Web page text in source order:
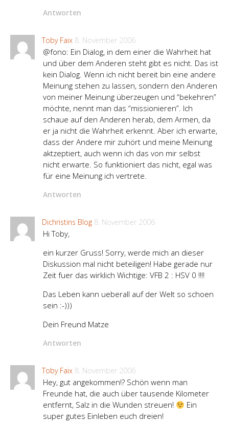
Antworten
Toby Faix 8. November 2006
@fono: Ein Dialog, in dem einer die Wahrheit hat
und über dem Anderen steht gibt es nicht. Das ist
kein Dialog. Wenn ich nicht bereit bin eine andere
Meinung stehen zu lassen, sondern den Anderen
von meiner Meinung überzeugen und “bekehren”
möchte, nennt man das “missionieren”. Ich
schaue auf den Anderen herab, dem Armen, da
er ja nicht die Wahrheit erkennt. Aber ich erwarte,
dass der Andere mir zuhört und meine Meinung
aktzeptiert, auch wenn ich das von mir selbst
nicht erwarte. So funktioniert das nicht, egal was
für eine Meinung ich vertrete.
Antworten
Dichristins Blog 8. November 2006
Hi Toby,
ein kurzer Gruss! Sorry, werde mich an dieser
Diskussion mal nicht beteiligen! Habe gerade nur
Zeit fuer das wirklich Wichtige: VFB 2 : HSV 0 !!!!
Das Leben kann ueberall auf der Welt so schoen
sein :-)))
Dein Freund Matze
Antworten
Toby Faix 8. November 2006
Hey, gut angekommen!? Schön wenn man
Freunde hat, die auch über tausende Kilometer
entfernt, Salz in die Wunden streuen!
Ein
super gutes Einleben euch dreien!